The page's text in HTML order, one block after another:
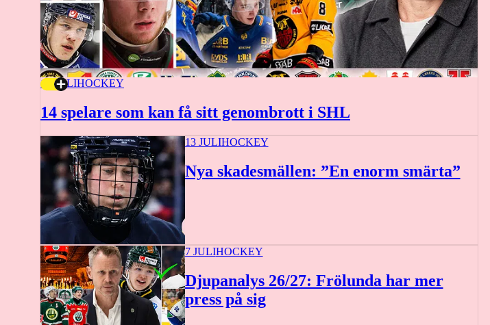
16 JULIHOCKEY
14 spelare som kan få sitt genombrott i SHL
13 JULIHOCKEY
Nya skadesmällen: ”En enorm smärta”
7 JULIHOCKEY
Djupanalys 26/27: Frölunda har mer
press på sig